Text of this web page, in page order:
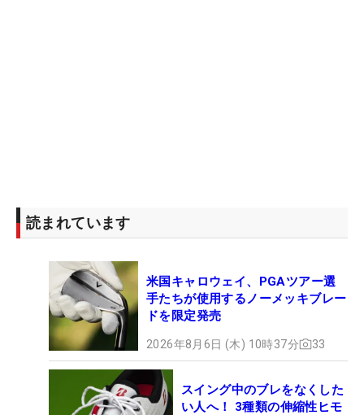
読まれています
米国キャロウェイ、PGAツアー選
手たちが使用するノーメッキブレー
ドを限定発売
2026年8月6日 (木) 10時37分 33
スイング中のブレをなくした
い人へ！ 3種類の伸縮性ヒモ